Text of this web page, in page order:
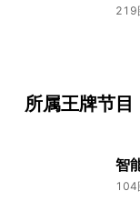
219
所属王牌节目
智
104